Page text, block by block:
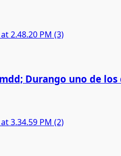
Durango uno de